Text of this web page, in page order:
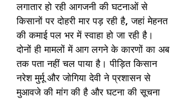
लगातार हो रही आगजनी की घटनाओं से
किसानों पर दोहरी मार पड़ रही है, जहां मेहनत
की कमाई पल भर में स्वाहा हो जा रही है।
दोनों ही मामलों में आग लगने के कारणों का अब
तक पता नहीं चल पाया है। पीड़ित किसान
नरेश मुर्मू और जोगिया देवी ने प्रशासन से
मुआवजे की मांग की है और घटना की सूचना